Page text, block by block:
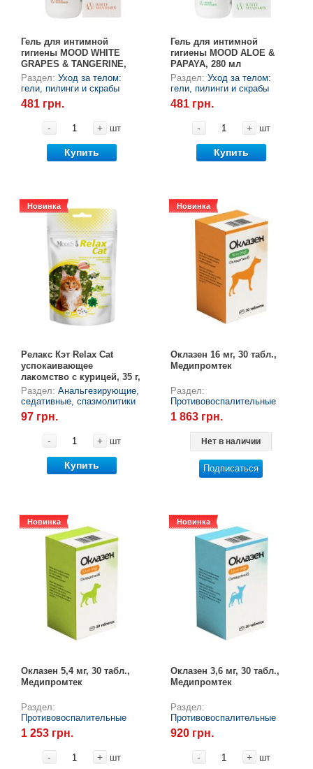
Гель для интимной
гигиены MOOD WHITE
GRAPES & TANGERINE,
280 мл
Раздел:Уход за телом:
гели, пилинги и скрабы
481 грн.
- + шт
Купить
Гель для интимной
гигиены MOOD ALOE &
PAPAYA, 280 мл
Раздел:Уход за телом:
гели, пилинги и скрабы
481 грн.
- + шт
Купить
Новинка
Новинка
Релакс Кэт Relax Cat
успокаивающее
лакомство с курицей, 35 г,
Modes
Раздел:Анальгезирующие,
седативные, спазмолитики
97 грн.
- + шт
Купить
Новинка
Новинка
Оклазен 16 мг, 30 табл.,
Медипромтек
Раздел:
Противовоспалительные
1 863 грн.
Нет в наличии
Подписаться
Новинка
Новинка
Оклазен 5,4 мг, 30 табл.,
Медипромтек
Раздел:
Противовоспалительные
1 253 грн.
- + шт
Новинка
Новинка
Оклазен 3,6 мг, 30 табл.,
Медипромтек
Раздел:
Противовоспалительные
920 грн.
- + шт
Лакомство и корма
Vet Diet Canine Wet – ветеринарные диеты
Лежаки, домики, охлаждая коврики
Миски, автокормушки, поилки
Одежда и обувь
Послеоперационные средства и
расходные материалы
Подарочные сертификаты
Товары для голубей
Товары для лошадей
Товары для людей
Хозряд - хозтовары оптом
Архив / Снято с производства